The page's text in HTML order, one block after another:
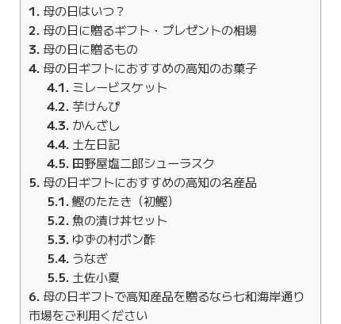
1 母の日はいつ？
2 母の日に贈るギフト・プレゼントの相場
3 母の日に贈るもの
4 母の日ギフトにおすすめの高知のお菓子
4.1 ミレービスケット
4.2 芋けんぴ
4.3 かんざし
4.4 土左日記
4.5 田野屋塩二郎シューラスク
5 母の日ギフトにおすすめの高知の名産品
5.1 鰹のたたき（初鰹）
5.2 魚の漬け丼セット
5.3 ゆずの村ポン酢
5.4 うなぎ
5.5 土佐小夏
6 母の日ギフトで高知産品を贈るなら七和海岸通り
市場をご利用ください